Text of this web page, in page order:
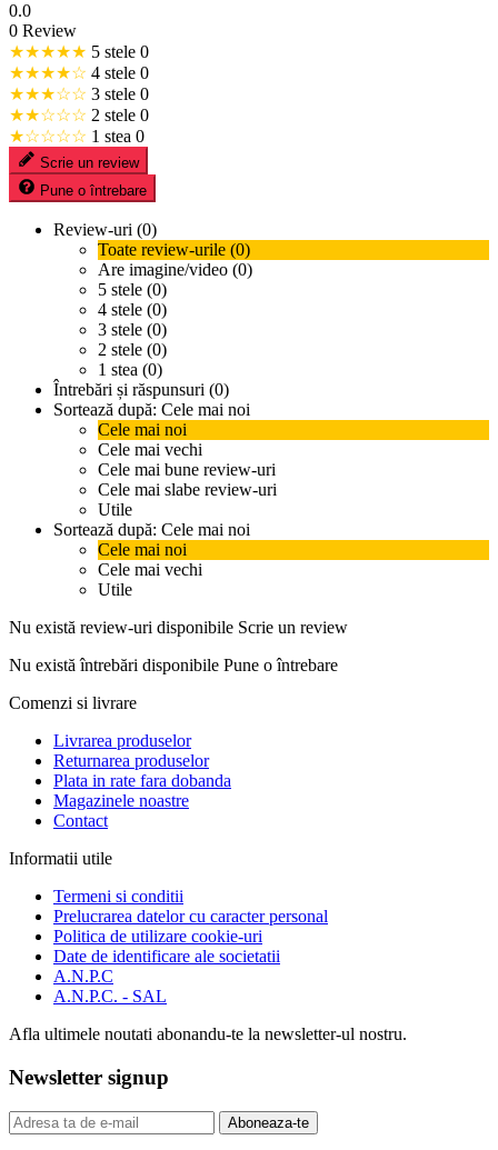
0.0
0 Review
★★★★★ 5 stele 0
★★★★☆ 4 stele 0
★★★☆☆ 3 stele 0
★★☆☆☆ 2 stele 0
★☆☆☆☆ 1 stea 0
Scrie un review
Pune o întrebare
Review-uri (0)
Toate review-urile (0)
Are imagine/video (0)
5 stele (0)
4 stele (0)
3 stele (0)
2 stele (0)
1 stea (0)
Întrebări și răspunsuri (0)
Sortează după: Cele mai noi
Cele mai noi
Cele mai vechi
Cele mai bune review-uri
Cele mai slabe review-uri
Utile
Sortează după: Cele mai noi
Cele mai noi
Cele mai vechi
Utile
Nu există review-uri disponibile Scrie un review
Nu există întrebări disponibile Pune o întrebare
Comenzi si livrare
Livrarea produselor
Returnarea produselor
Plata in rate fara dobanda
Magazinele noastre
Contact
Informatii utile
Termeni si conditii
Prelucrarea datelor cu caracter personal
Politica de utilizare cookie-uri
Date de identificare ale societatii
A.N.P.C
A.N.P.C. - SAL
Afla ultimele noutati abonandu-te la newsletter-ul nostru.
Newsletter signup
Aboneaza-te